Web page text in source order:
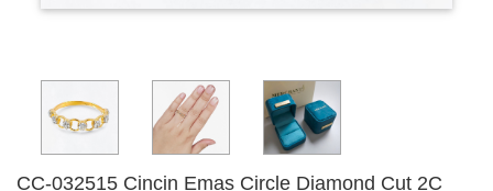
CC-032515 Cincin Emas Circle Diamond Cut 2C